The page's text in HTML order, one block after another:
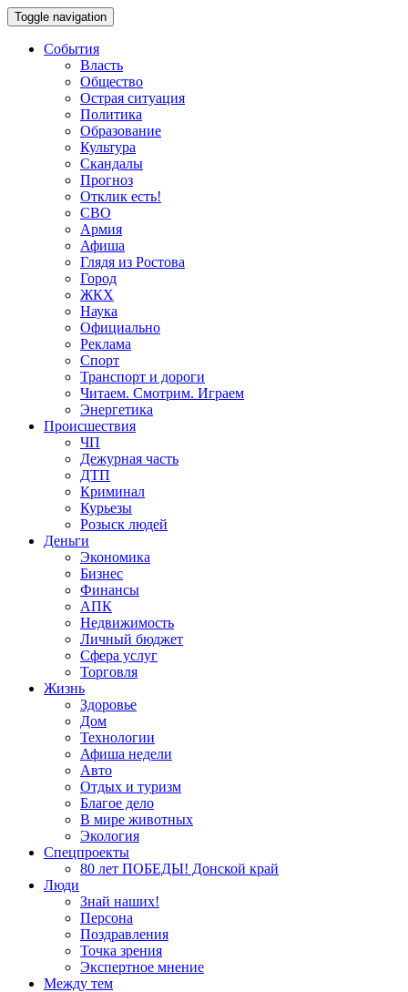
Toggle navigation
События
Власть
Общество
Острая ситуация
Политика
Образование
Культура
Скандалы
Прогноз
Отклик есть!
СВО
Армия
Афиша
Глядя из Ростова
Город
ЖКХ
Наука
Официально
Реклама
Спорт
Транспорт и дороги
Читаем. Смотрим. Играем
Энергетика
Происшествия
ЧП
Дежурная часть
ДТП
Криминал
Курьезы
Розыск людей
Деньги
Экономика
Бизнес
Финансы
АПК
Недвижимость
Личный бюджет
Сфера услуг
Торговля
Жизнь
Здоровье
Дом
Технологии
Афиша недели
Авто
Отдых и туризм
Благое дело
В мире животных
Экология
Спецпроекты
80 лет ПОБЕДЫ! Донской край
Люди
Знай наших!
Персона
Поздравления
Точка зрения
Экспертное мнение
Между тем